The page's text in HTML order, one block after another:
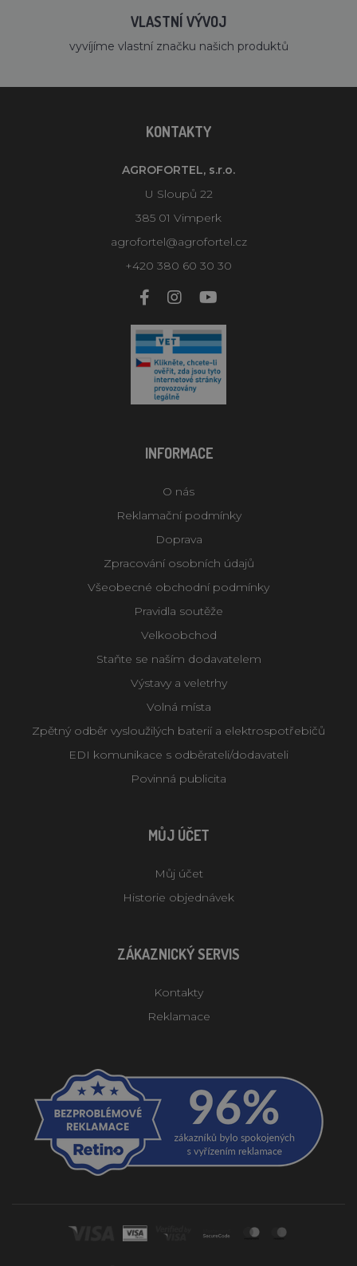
VLASTNÍ VÝVOJ
vyvíjíme vlastní značku našich produktů
KONTAKTY
AGROFORTEL, s.r.o.
U Sloupů 22
385 01 Vimperk
agrofortel@agrofortel.cz
+420 380 60 30 30
INFORMACE
O nás
Reklamační podmínky
Doprava
Zpracování osobních údajů
Všeobecné obchodní podmínky
Pravidla soutěže
Velkoobchod
Staňte se naším dodavatelem
Výstavy a veletrhy
Volná místa
Zpětný odběr vysloužilých baterií a elektrospotřebičů
EDI komunikace s odběrateli/dodavateli
Povinná publicita
MŮJ ÚČET
Můj účet
Historie objednávek
ZÁKAZNICKÝ SERVIS
Kontakty
Reklamace